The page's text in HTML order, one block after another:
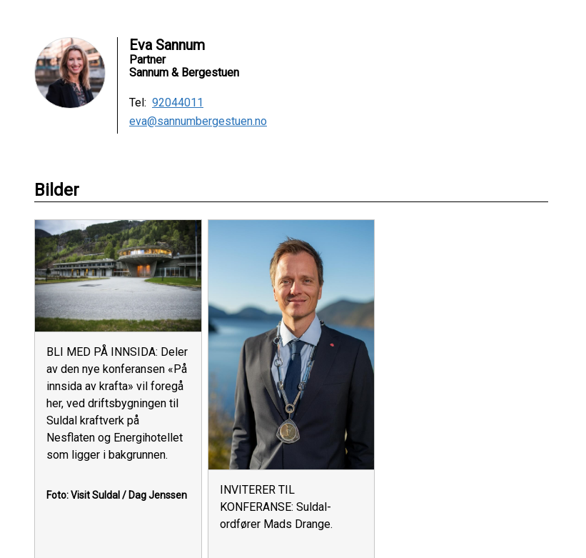
Eva Sannum
Partner
Sannum & Bergestuen
Tel: 92044011
eva@sannumbergestuen.no
Bilder
BLI MED PÅ INNSIDA: Deler
av den nye konferansen «På
innsida av krafta» vil foregå
her, ved driftsbygningen til
Suldal kraftverk på
Nesflaten og Energihotellet
som ligger i bakgrunnen.
Foto: Visit Suldal / Dag Jenssen
INVITERER TIL
KONFERANSE: Suldal-
ordfører Mads Drange.